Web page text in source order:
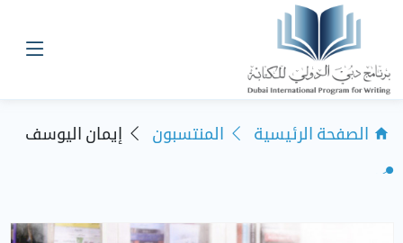
الصفحة الرئيسية المنتسبون إيمان اليوسف